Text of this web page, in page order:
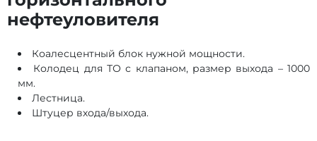
нефтеуловителя
Коалесцентный блок нужной мощности.
Колодец для ТО с клапаном, размер выхода – 1000
мм.
Лестница.
Штуцер входа/выхода.